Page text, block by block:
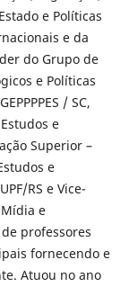
e Políticas
e da
do Grupo de
e Políticas
/ SC,
e
Superior –
e
RS e Vice-
e
professores
fornecendo e
Atuou no ano